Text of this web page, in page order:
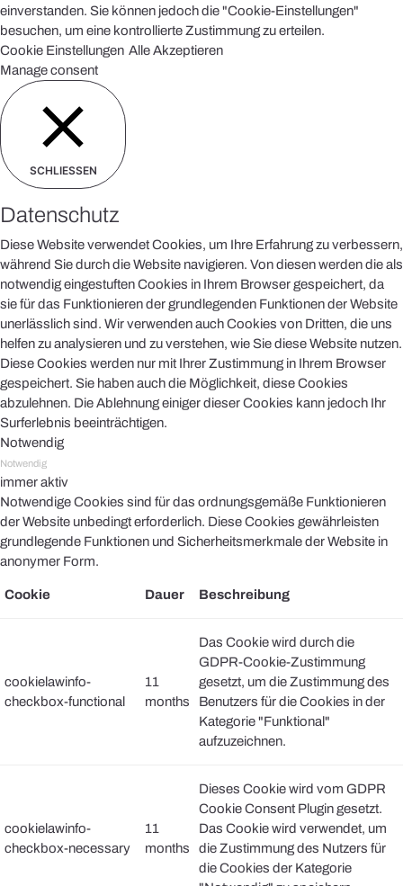
einverstanden. Sie können jedoch die "Cookie-Einstellungen"
besuchen, um eine kontrollierte Zustimmung zu erteilen.
Cookie Einstellungen Alle Akzeptieren
Manage consent
SCHLIESSEN
Datenschutz
Diese Website verwendet Cookies, um Ihre Erfahrung zu verbessern,
während Sie durch die Website navigieren. Von diesen werden die als
notwendig eingestuften Cookies in Ihrem Browser gespeichert, da
sie für das Funktionieren der grundlegenden Funktionen der Website
unerlässlich sind. Wir verwenden auch Cookies von Dritten, die uns
helfen zu analysieren und zu verstehen, wie Sie diese Website nutzen.
Diese Cookies werden nur mit Ihrer Zustimmung in Ihrem Browser
gespeichert. Sie haben auch die Möglichkeit, diese Cookies
abzulehnen. Die Ablehnung einiger dieser Cookies kann jedoch Ihr
Surferlebnis beeinträchtigen.
Notwendig
Notwendig
immer aktiv
Notwendige Cookies sind für das ordnungsgemäße Funktionieren
der Website unbedingt erforderlich. Diese Cookies gewährleisten
grundlegende Funktionen und Sicherheitsmerkmale der Website in
anonymer Form.
Cookie Dauer Beschreibung
cookielawinfo-
checkbox-functional
11
months
Das Cookie wird durch die
GDPR-Cookie-Zustimmung
gesetzt, um die Zustimmung des
Benutzers für die Cookies in der
Kategorie "Funktional"
aufzuzeichnen.
cookielawinfo-
checkbox-necessary
11
months
Dieses Cookie wird vom GDPR
Cookie Consent Plugin gesetzt.
Das Cookie wird verwendet, um
die Zustimmung des Nutzers für
die Cookies der Kategorie